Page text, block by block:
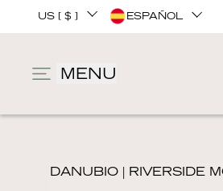
US [ $ ] ESPAÑOL
MENU
DANUBIO | RIVERSIDE